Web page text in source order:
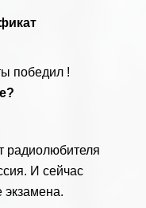
победил !
радиолюбителя
И сейчас
экзамена.